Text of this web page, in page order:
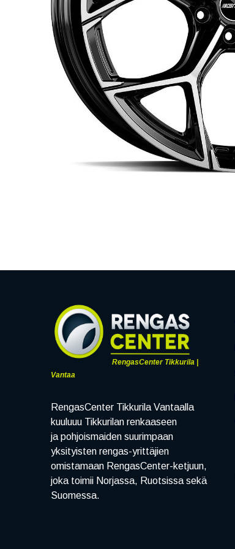
RengasCenter Tikkurila |
Vantaa
RengasCenter Tikkurila Vantaalla
kuuluuu Tikkurilan renkaaseen
ja pohjoismaiden suurimpaan
yksityisten rengas-yrittäjien
omistamaan RengasCenter-ketjuun,
joka toimii Norjassa, Ruotsissa sekä
Suomessa.